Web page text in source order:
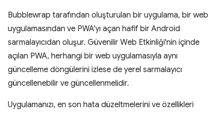
Bubblewrap tarafından oluşturulan bir uygulama, bir web
uygulamasından ve PWA'yı açan hafif bir Android
sarmalayıcıdan oluşur. Güvenilir Web Etkinliği'nin içinde
açılan PWA, herhangi bir web uygulamasıyla aynı
güncelleme döngülerini izlese de yerel sarmalayıcı
güncellenebilir ve güncellenmelidir.
Uygulamanızı, en son hata düzeltmelerini ve özellikleri